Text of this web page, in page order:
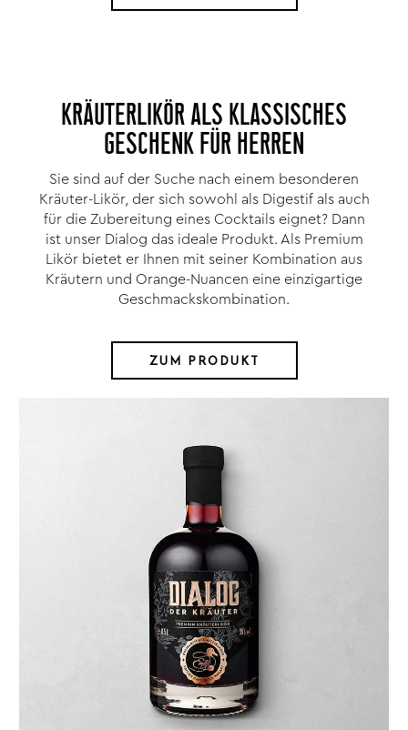
KRÄUTERLIKÖR ALS KLASSISCHES
GESCHENK FÜR HERREN
Sie sind auf der Suche nach einem besonderen
Kräuter-Likör, der sich sowohl als Digestif als auch
für die Zubereitung eines Cocktails eignet? Dann
ist unser Dialog das ideale Produkt. Als Premium
Likör bietet er Ihnen mit seiner Kombination aus
Kräutern und Orange-Nuancen eine einzigartige
Geschmackskombination.
ZUM PRODUKT